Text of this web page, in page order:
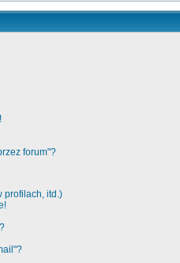
forum"?
profilach, itd.)